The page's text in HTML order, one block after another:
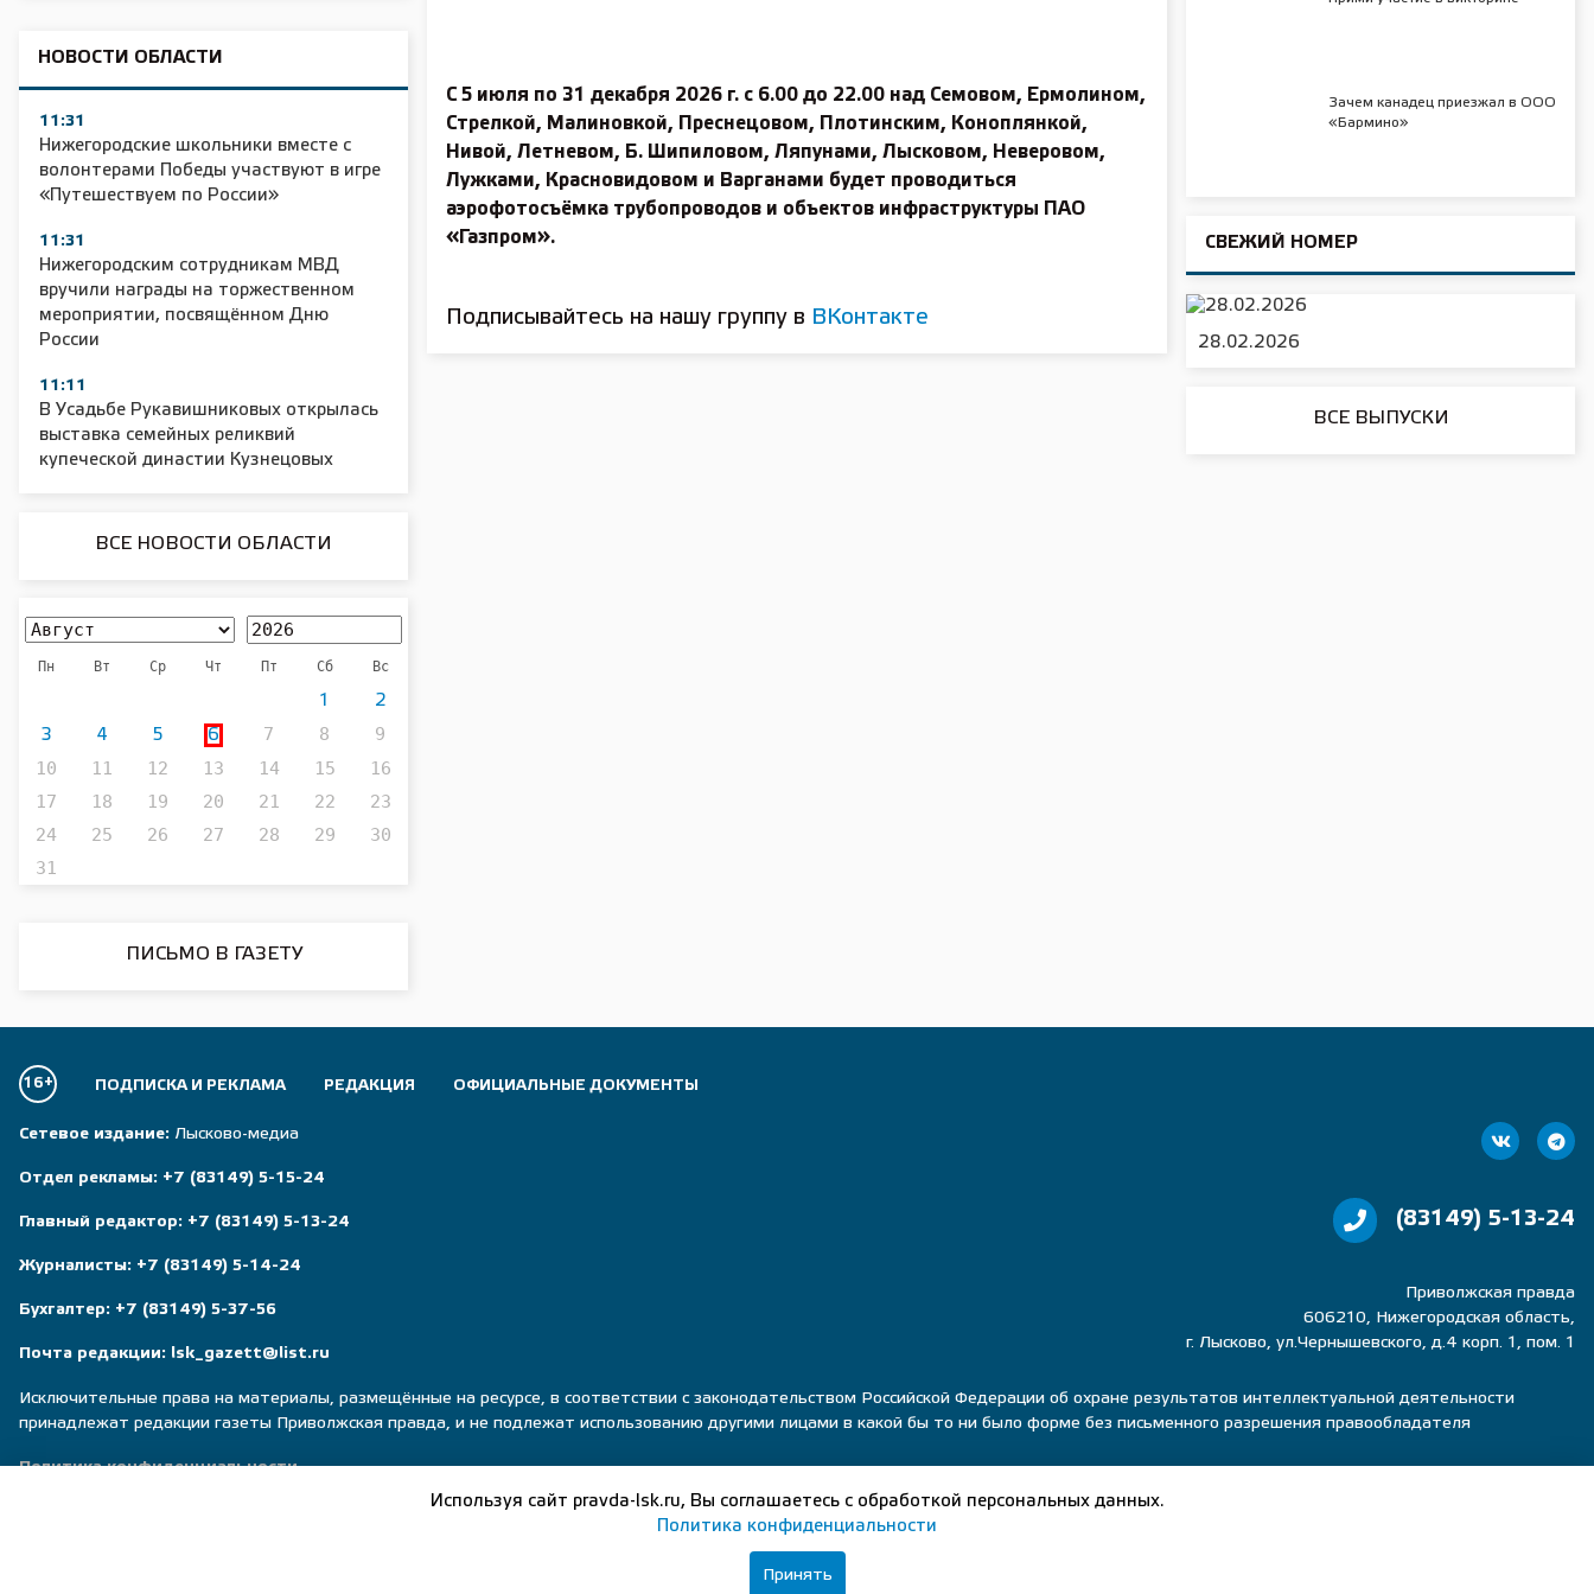
НОВОСТИ ОБЛАСТИ
11:31
Нижегородские школьники вместе с
волонтерами Победы участвуют в игре
«Путешествуем по России»
11:31
Нижегородским сотрудникам МВД
вручили награды на торжественном
мероприятии, посвящённом Дню
России
11:11
В Усадьбе Рукавишниковых открылась
выставка семейных реликвий
купеческой династии Кузнецовых
ВСЕ НОВОСТИ ОБЛАСТИ
Пн Вт Ср Чт Пт Сб Вс
1 2
3 4 5 6 7 8
9
10
11 12 13 14 15
16
17
18 19 20 21 22
23
24
25 26 27 28 29
30
31
ПИСЬМО В ГАЗЕТУ
С 5 июля по 31 декабря 2026 г. с 6.00 до 22.00 над Семовом, Ермолином,
Стрелкой, Малиновкой, Преснецовом, Плотинским, Коноплянкой,
Нивой, Летневом, Б. Шипиловом, Ляпунами, Лысковом, Неверовом,
Лужками, Красновидовом и Варганами будет проводиться
аэрофотосъёмка трубопроводов и объектов инфраструктуры ПАО
«Газпром».
Подписывайтесь на нашу группу в ВКонтакте
Зачем канадец приезжал в ООО
«Бармино»
СВЕЖИЙ НОМЕР
28.02.2026
ВСЕ ВЫПУСКИ
16+ ПОДПИСКА И РЕКЛАМА РЕДАКЦИЯ ОФИЦИАЛЬНЫЕ ДОКУМЕНТЫ
Сетевое издание: Лысково-медиа
Отдел рекламы: +7 (83149) 5-15-24
Главный редактор: +7 (83149) 5-13-24
Журналисты: +7 (83149) 5-14-24
Бухгалтер: +7 (83149) 5-37-56
Почта редакции: lsk_gazett@list.ru
(83149) 5-13-24
Приволжская правда
606210, Нижегородская область,
г. Лысково, ул.Чернышевского, д.4 корп. 1, пом. 1
Исключительные права на материалы, размещённые на ресурсе, в соответствии с законодательством Российской Федерации об охране результатов интеллектуальной деятельности
принадлежат редакции газеты Приволжская правда, и не подлежат использованию другими лицами в какой бы то ни было форме без письменного разрешения правообладателя
Политика конфиденциальности
Используя сайт pravda-lsk.ru, Вы соглашаетесь с обработкой персональных данных.
Политика конфиденциальности
Принять